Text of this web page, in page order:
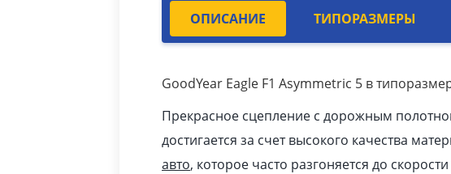
ОПИСАНИЕ ТИПОРАЗМЕРЫ
GoodYear Eagle F1 Asymmetric 5 в
Прекрасное сцепление с дорожным
достигается за счет высокого качества
авто, которое часто разгоняется до